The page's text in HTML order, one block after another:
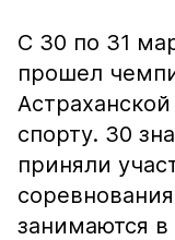
С 30 по 31
прошел
спорту. 30
приняли
занимаются